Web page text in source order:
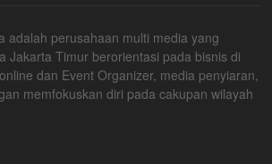
adalah perusahaan multi media yang
Jakarta Timur berorientasi pada bisnis di
dan Event Organizer, media penyiaran,
memfokuskan diri pada cakupan wilayah